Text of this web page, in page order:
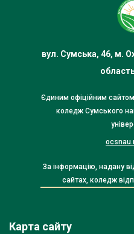
вул. Сумська, 46, м.
Єдиним офіційним
коледж Сумського
За інформацію, надану
сайтах, коледж
Карта сайту